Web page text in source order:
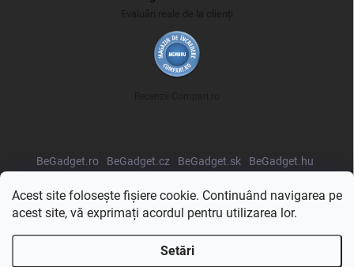
Acest site folosește fișiere cookie. Continuând navigarea pe
acest site, vă exprimați acordul pentru utilizarea lor.
Setări
BeGadget.ro BeGadget.cz BeGadget.sk
BeGadget.hu